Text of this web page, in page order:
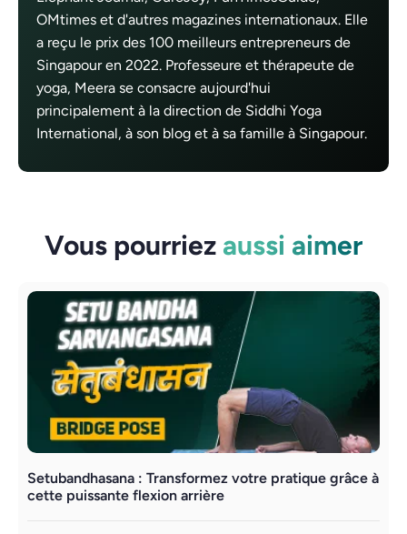
OMtimes et d'autres magazines internationaux. Elle
a reçu le prix des 100 meilleurs entrepreneurs de
Singapour en 2022. Professeure et thérapeute de
yoga, Meera se consacre aujourd'hui
principalement à la direction de Siddhi Yoga
International, à son blog et à sa famille à Singapour.
Vous pourriez aussi aimer
Setubandhasana : Transformez votre pratique grâce à
cette puissante flexion arrière